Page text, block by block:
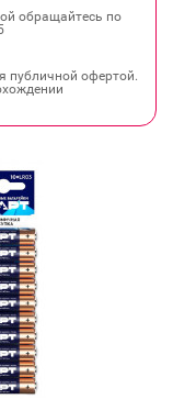
обращайтесь по
публичной офертой.